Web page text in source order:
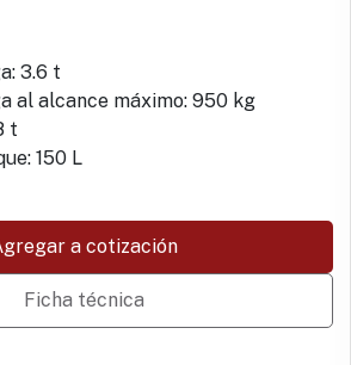
3.6 t
al alcance máximo: 950 kg
t
150 L
a cotización
Ficha técnica